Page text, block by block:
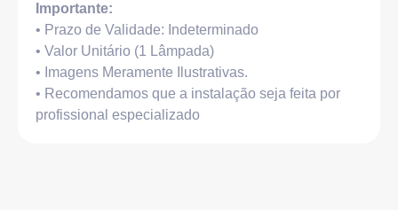
Importante:
• Prazo de Validade: Indeterminado
• Valor Unitário (1 Lâmpada)
• Imagens Meramente Ilustrativas.
• Recomendamos que a instalação seja feita por
profissional especializado